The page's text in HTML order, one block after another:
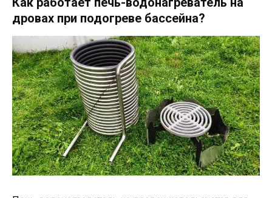
дровах при подогреве бассейна?